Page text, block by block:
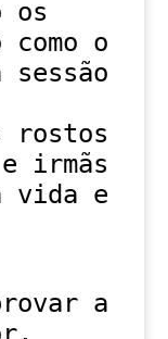
os
como o
rostos
irmãs
vida e
a